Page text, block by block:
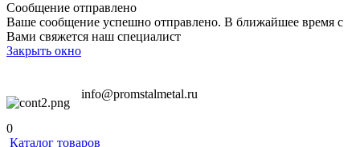
Сообщение отправлено
Ваше сообщение успешно отправлено. В ближайшее время с
Вами свяжется наш специалист
Закрыть окно
info@promstalmetal.ru
0
Каталог товаров